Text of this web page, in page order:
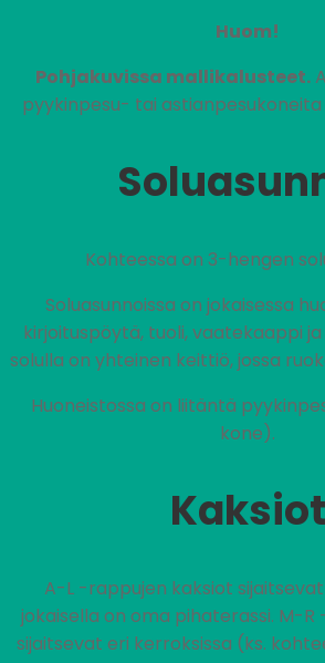
Huom!
Pohjakuvissa mallikalusteet.
pyykinpesu- tai astianpesukoneita
Kohteessa on 3-hengen
Soluasunnoissa on jokaisessa
kirjoituspöytä, tuoli, vaatekaappi ja
solulla on yhteinen keittiö, jossa
Huoneistossa on liitäntä
kone).
Kaksiot
A-L -rappujen kaksiot sijaitsevat
jokaisella on oma pihaterassi. M-
sijaitsevat eri kerroksissa (ks.